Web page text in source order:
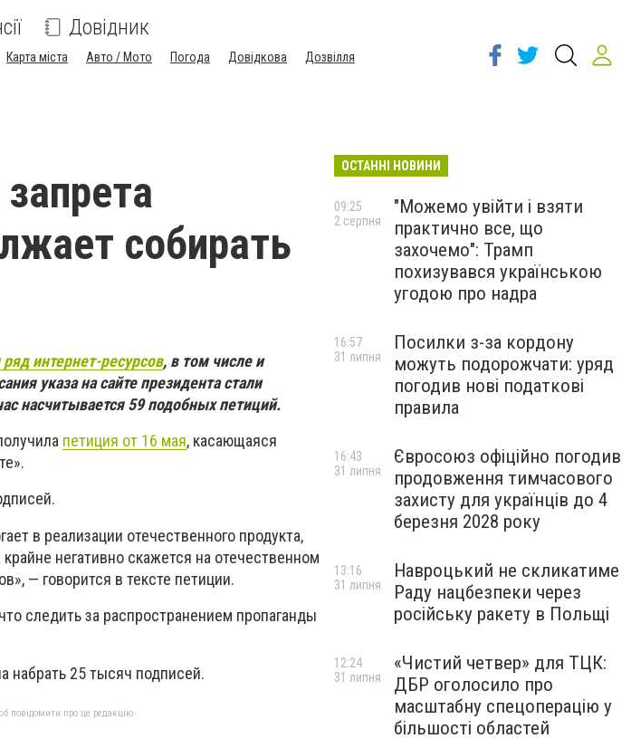
Довідник
Карта міста Авто / Мото Погода Довідкова
Дозвілля
собирать
ряд интернет-ресурсов, в том числе и
указа на сайте президента стали
насчитывается 59 подобных петиций.
петиция от 16 мая, касающаяся
в реализации отечественного продукта,
негативно скажется на отечественном
— говорится в тексте петиции.
следить за распространением пропаганды
набрать 25 тысяч подписей.
повідомити про це редакцію
ОСТАННІ НОВИНИ
"Можемо увійти і взяти
практично все, що
захочемо": Трамп
похизувався українською
угодою про надра
09:25
2 серпня
Посилки з-за кордону
можуть подорожчати: уряд
погодив нові податкові
правила
16:57
31 липня
Євросоюз офіційно погодив
продовження тимчасового
захисту для українців до 4
березня 2028 року
16:43
31 липня
Навроцький не скликатиме
Раду нацбезпеки через
російську ракету в Польщі
13:16
31 липня
«Чистий четвер» для ТЦК:
ДБР оголосило про
масштабну спецоперацію у
більшості областей
12:24
31 липня